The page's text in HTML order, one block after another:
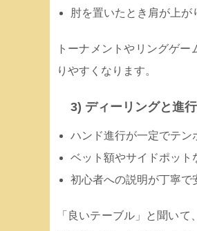
肘を置いたとき肩が上が
トーナメントやリングゲ
りやすくなります。
3) ディーリングと進行
ハンド進行が一定でテン
ベット額やサイドポット
初心者への説明が丁寧で
「良いテーブル」と聞い